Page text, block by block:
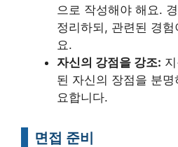
으로 작성해야 해요.
정리하되, 관련된 경
요.
자신의 강점을 강조:
된 자신의 장점을 분
요합니다.
면접 준비